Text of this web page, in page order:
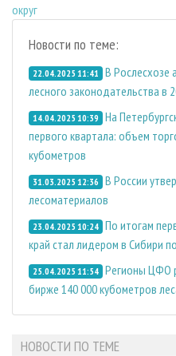
округ
Новости по теме:
22.04.2025 11:41 В Рослесхозе
лесного законодательства в
14.04.2025 10:39 На
первого квартала: объем
кубометров
31.03.2025 12:36 В России
лесоматериалов
23.04.2025 10:24 По итогам
край стал лидером в Сибири
25.04.2025 11:54 Регионы ЦФО
бирже 140 000 кубометров
НОВОСТИ ПО ТЕМЕ